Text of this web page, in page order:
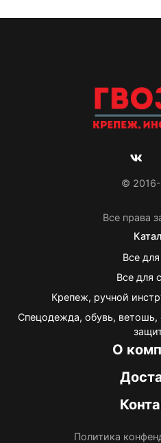
©
Все права
Все
Все для
Крепеж, ручной
Спецодежда, обувь, ветошь,
О
Политика